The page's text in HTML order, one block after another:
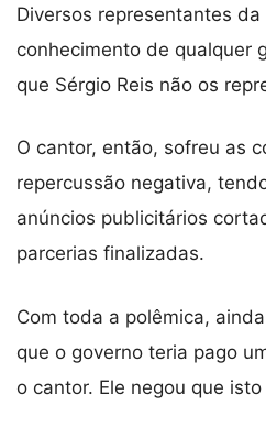
Diversos representantes
conhecimento de qualquer
que Sérgio Reis não os
O cantor, então, sofreu as
repercussão negativa,
anúncios publicitários
parcerias finalizadas.
Com toda a polêmica,
que o governo teria pago
o cantor. Ele negou que